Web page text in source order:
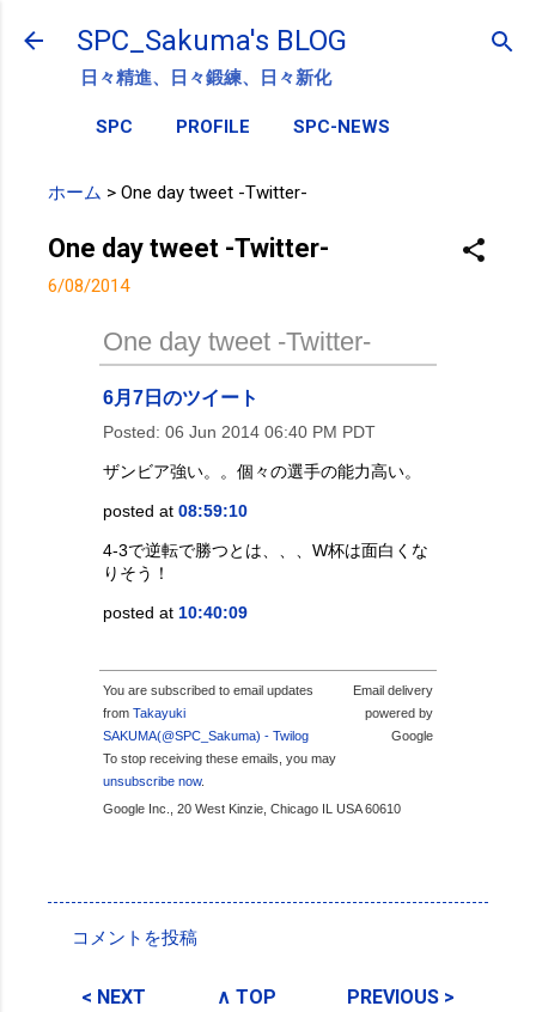
スキップしてメイン コンテンツに移動
SPC_Sakuma's BLOG
日々精進、日々鍛練、日々新化
SPC PROFILE SPC-NEWS
ホーム > One day tweet -Twitter-
One day tweet -Twitter-
6/08/2014
One day tweet -Twitter-
6月7日のツイート
Posted: 06 Jun 2014 06:40 PM PDT
ザンビア強い。。個々の選手の能力高い。
posted at 08:59:10
4-3で逆転で勝つとは、、、W杯は面白くな
りそう！
posted at 10:40:09
You are subscribed to email updates
from Takayuki
SAKUMA(@SPC_Sakuma) - Twilog
To stop receiving these emails, you may
unsubscribe now.
Email delivery
powered by
Google
Google Inc., 20 West Kinzie, Chicago IL USA 60610
メ
コメントを投稿
< NEXT ∧ TOP PREVIOUS >